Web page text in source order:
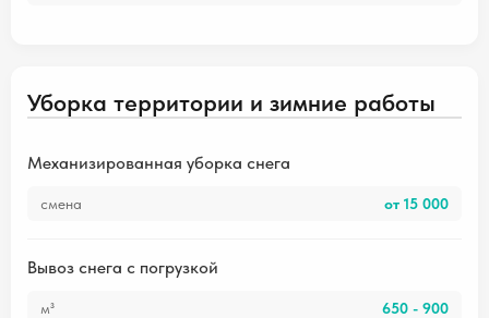
Уборка территории и зимние работы
Механизированная уборка снега
смена от 15 000
Вывоз снега с погрузкой
м³ 650 - 900